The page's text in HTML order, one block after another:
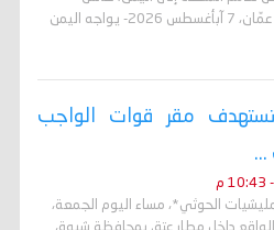
غروندبرغ، بشأن الوضع في اليمن عمّان، 7 آبأغسطس 2026- يواجه اليمن
مقر قوات الواجب
...
الحوثي*، مساء اليوم الجمعة،